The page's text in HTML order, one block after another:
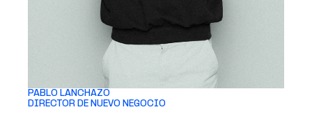
PABLO LANCHAZO
DIRECTOR DE NUEVO NEGOCIO